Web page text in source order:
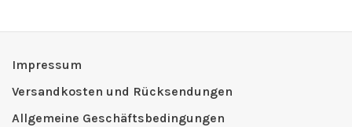
Impressum
Versandkosten und Rücksendungen
Allgemeine Geschäftsbedingungen